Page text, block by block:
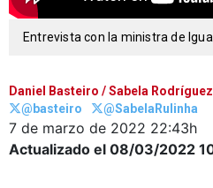
Entrevista con la ministra de
Daniel Basteiro /Sabela
@basteiro
@SabelaRulinha
7 de marzo de 2022 22:43h
Actualizado el 08/03/2022